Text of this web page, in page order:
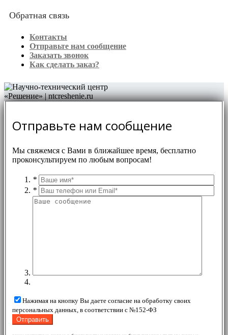
Обратная связь
Контакты
Отправьте нам сообщение
Заказать звонок
Как сделать заказ?
Отправьте нам сообщение
Мы свяжемся с Вами в ближайшее время, бесплатно
проконсультируем по любым вопросам!
*
*
Нажимая на кнопку Вы даете согласие на обработку своих
персональных данных, в соответствии с №152-ФЗ